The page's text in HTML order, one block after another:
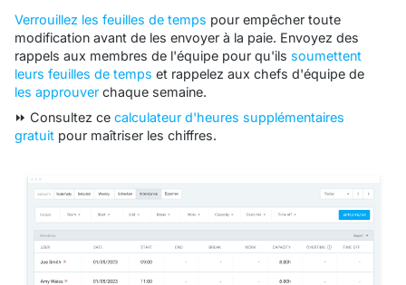
Verrouillez les feuilles de temps pour empêcher toute
modification avant de les envoyer à la paie. Envoyez des
rappels aux membres de l'équipe pour qu'ils soumettent
leurs feuilles de temps et rappelez aux chefs d'équipe de
les approuver chaque semaine.
⏩ Consultez ce calculateur d'heures supplémentaires
gratuit pour maîtriser les chiffres.